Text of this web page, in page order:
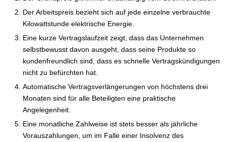
Der Arbeitspreis bezieht sich auf jede einzelne verbrauchte
Kilowattstunde elektrische Energie.
Eine kurze Vertragslaufzeit zeigt, dass das Unternehmen
selbstbewusst davon ausgeht, dass seine Produkte so
kundenfreundlich sind, dass es schnelle Vertragskündigungen
nicht zu befürchten hat.
Automatische Vertragsverlängerungen von höchstens drei
Monaten sind für alle Beteiligten eine praktische
Angelegenheit.
Eine monatliche Zahlweise ist stets besser als jährliche
Vorauszahlungen, um im Falle einer Insolvenz des